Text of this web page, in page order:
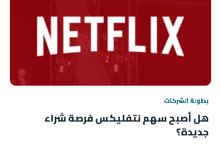
بطولة الشركات
هل أصبح سهم نتفليكس فرصة شراء
جديدة؟